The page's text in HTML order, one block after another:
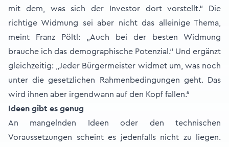
mit dem, was sich der Investor dort vorstellt.“ Die
richtige Widmung sei aber nicht das alleinige Thema,
meint Franz Pöltl: „Auch bei der besten Widmung
brauche ich das demographische Potenzial.“ Und ergänzt
gleichzeitig: „Jeder Bürgermeister widmet um, was noch
unter die gesetzlichen Rahmenbedingungen geht. Das
wird ihnen aber irgendwann auf den Kopf fallen.“
Ideen gibt es genug
An mangelnden Ideen oder den technischen
Voraussetzungen scheint es jedenfalls nicht zu liegen.